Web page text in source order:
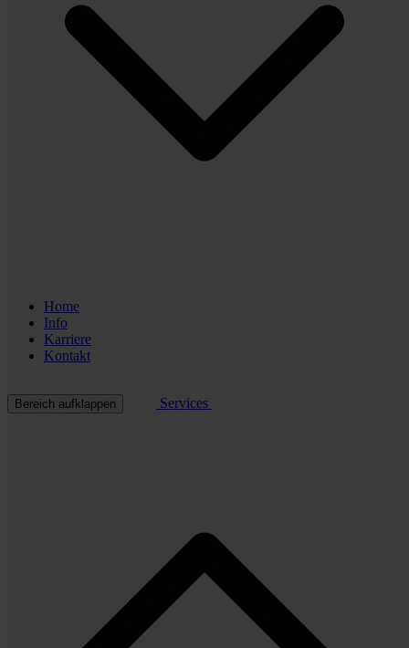
Home
Info
Karriere
Kontakt
Bereich aufklappen Services